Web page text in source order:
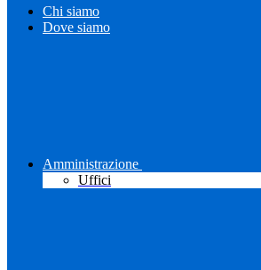
Chi siamo
Dove siamo
Amministrazione
Uffici